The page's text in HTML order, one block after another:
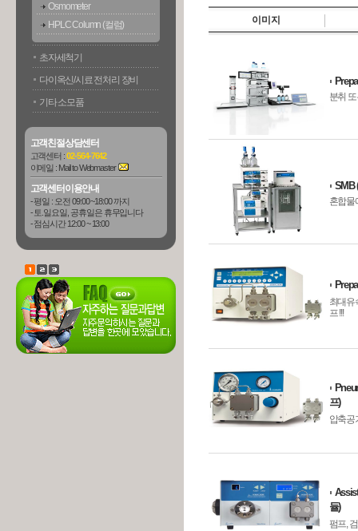
Osmometer
HPLC Column (컬럼)
초자세척기
다이옥신/시료 전처리 장비
기타 소모품
고객친절상담센터
고객센터 :02-564-7642
이메일 : Mail to Webmaster
고객센터이용안내
- 평일 : 오전 09:00 ~18:00 까지
- 토.일요일, 공휴일은 휴무입니다
- 점심시간 12:00 ~ 13:00
이미지
분취
SMB
혼합물
최대유
프 !!!
프)
압축공
듈)
펌프,